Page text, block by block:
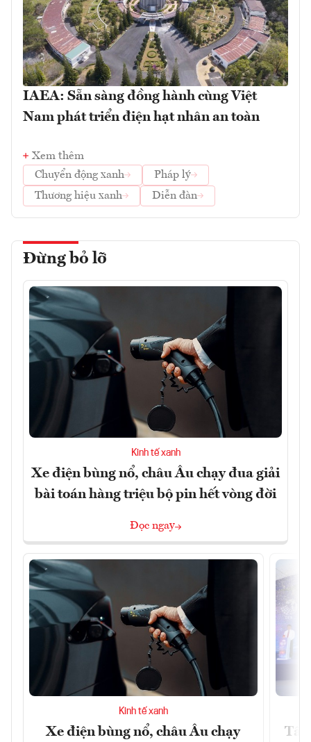
IAEA: Sẵn sàng đồng hành cùng Việt
Nam phát triển điện hạt nhân an toàn
Xem thêm
Chuyển động xanh
Pháp lý
Thương hiệu xanh
Diễn đàn
Đừng bỏ lỡ
Kinh tế xanh
Xe điện bùng nổ, châu Âu chạy đua giải
bài toán hàng triệu bộ pin hết vòng đời
Đọc ngay
Kinh tế xanh
Xe điện bùng nổ, châu Âu chạy